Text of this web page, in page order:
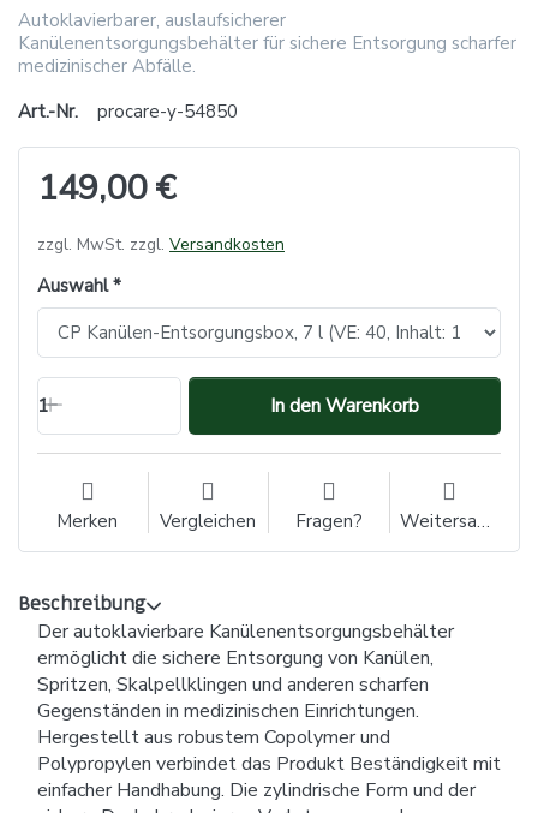
Autoklavierbarer, auslaufsicherer
Kanülenentsorgungsbehälter für sichere Entsorgung scharfer
medizinischer Abfälle.
Art.-Nr.
procare-y-54850
149,00 €
zzgl. MwSt. zzgl. Versandkosten
Auswahl
1 In den Warenkorb
Merken Vergleichen Fragen? Weitersagen
Beschreibung
Der autoklavierbare Kanülenentsorgungsbehälter
ermöglicht die sichere Entsorgung von Kanülen,
Spritzen, Skalpellklingen und anderen scharfen
Gegenständen in medizinischen Einrichtungen.
Hergestellt aus robustem Copolymer und
Polypropylen verbindet das Produkt Beständigkeit mit
einfacher Handhabung. Die zylindrische Form und der